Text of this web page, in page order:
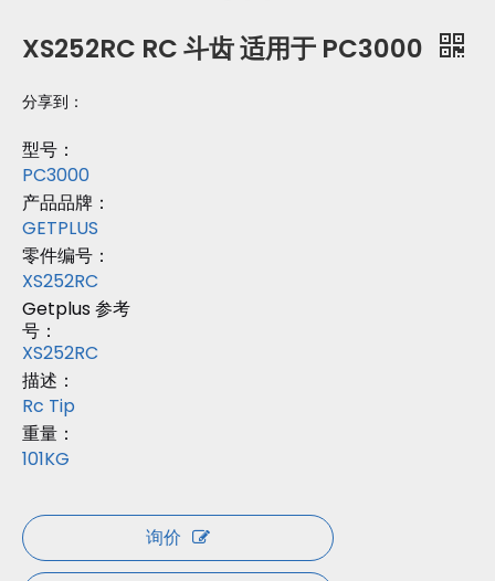
XS252RC RC 斗齿 适用于 PC3000
分享到：
型号：
PC3000
产品品牌：
GETPLUS
零件编号：
XS252RC
Getplus 参考
号：
XS252RC
描述：
Rc Tip
重量：
101KG
询价